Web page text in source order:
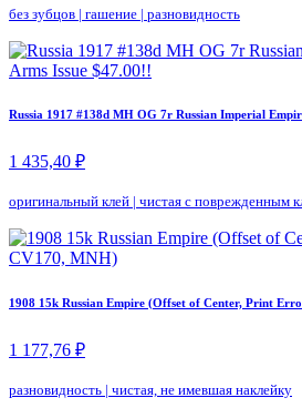
без зубцов | гашение | разновидность
Russia 1917 #138d MH OG 7r Russian Imperial
1 435,40 ₽
оригинальный клей | чистая с поврежденным
1908 15k Russian Empire (Offset of Center, Print
1 177,76 ₽
разновидность | чистая, не имевшая наклейку